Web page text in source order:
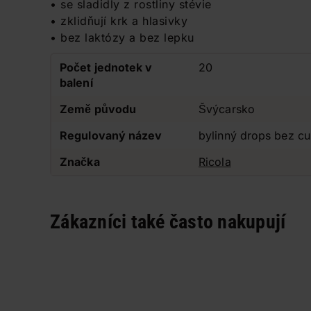
• se sladidly z rostliny stévie
• zklidňují krk a hlasivky
• bez laktózy a bez lepku
Počet jednotek v
balení
20
Země původu
Švýcarsko
Regulovaný název
bylinný drops bez
Značka
Ricola
Zákazníci také často nakupují